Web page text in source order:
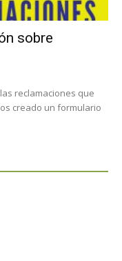
sobre
reclamaciones que
creado un formulario